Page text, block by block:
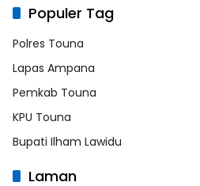
Populer Tag
Polres Touna
Lapas Ampana
Pemkab Touna
KPU Touna
Bupati Ilham Lawidu
Laman